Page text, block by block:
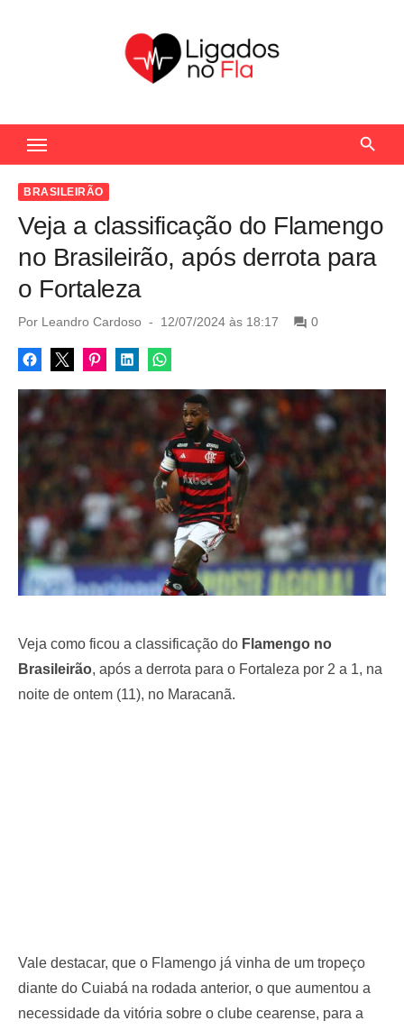
c
BRASILEIRÃO
Veja a classificação do Flamengo
no Brasileirão, após derrota para
o Fortaleza
Por Leandro Cardoso
P
s
t
o
12/07/2024 às 18:17 0
Veja como ficou a classificação do Flamengo no
Brasileirão, após a derrota para o Fortaleza por 2 a 1, na
noite de ontem (11), no Maracanã.
Vale destacar, que o Flamengo já vinha de um tropeço
diante do Cuiabá na rodada anterior, o que aumentou a
necessidade da vitória sobre o clube cearense, para a